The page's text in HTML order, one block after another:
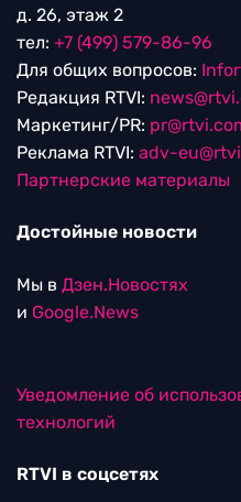
д. 26, этаж 2
тел: +7 (499) 579-86-96
Для общих вопросов:
Редакция RTVI:
Маркетинг/PR:
Реклама RTVI: adv-
Партнерские материалы
Достойные новости
Мы в Дзен.Новостях
и Google.News
Уведомление об
технологий
RTVI в соцсетях